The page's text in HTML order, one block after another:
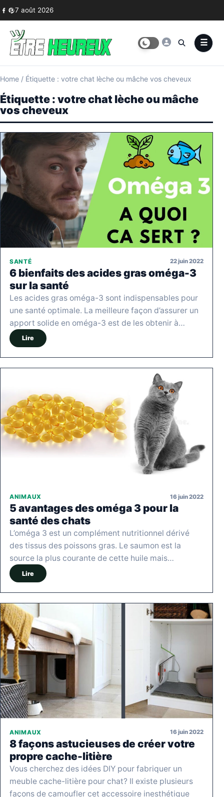
Skip to content
7 août 2026
Home / Étiquette : votre chat lèche ou mâche vos cheveux
Étiquette :votre chat lèche ou mâche
vos cheveux
SANTÉ 22 juin 2022
6 bienfaits des acides gras oméga-3
sur la santé
Les acides gras oméga-3 sont indispensables pour
une santé optimale. La meilleure façon d’assurer un
apport solide en oméga-3 est de les obtenir à…
Lire
ANIMAUX 16 juin 2022
5 avantages des oméga 3 pour la
santé des chats
L’oméga 3 est un complément nutritionnel dérivé
des tissus des poissons gras. Le saumon est la
source la plus courante de cette huile mais…
Lire
ANIMAUX 16 juin 2022
8 façons astucieuses de créer votre
propre cache-litière
Vous cherchez des idées DIY pour fabriquer un
meuble cache-litière pour chat? Il existe plusieurs
façons de camoufler cet accessoire inesthétique